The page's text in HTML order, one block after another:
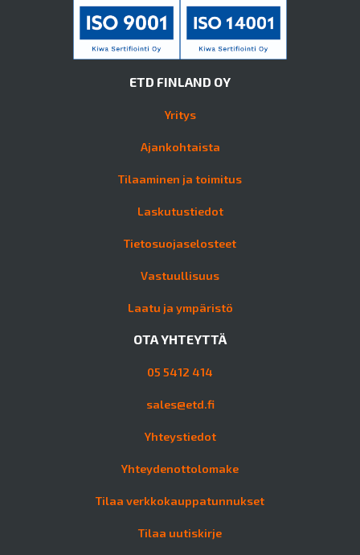
ETD FINLAND OY
Yritys
Ajankohtaista
Tilaaminen ja toimitus
Laskutustiedot
Tietosuojaselosteet
Vastuullisuus
Laatu ja ympäristö
OTA YHTEYTTÄ
05 5412 414
sales@etd.fi
Yhteystiedot
Yhteydenottolomake
Tilaa verkkokauppatunnukset
Tilaa uutiskirje